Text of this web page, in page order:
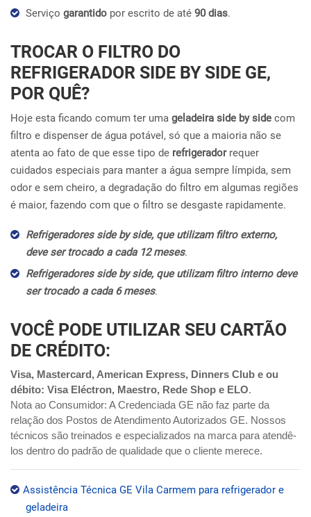
Serviço garantido por escrito de até 90 dias.
TROCAR O FILTRO DO
REFRIGERADOR SIDE BY SIDE GE,
POR QUÊ?
Hoje esta ficando comum ter uma geladeira side by side com
filtro e dispenser de água potável, só que a maioria não se
atenta ao fato de que esse tipo de refrigeradorrequer
cuidados especiais para manter a água sempre límpida, sem
odor e sem cheiro, a degradação do filtro em algumas regiões
é maior, fazendo com que o filtro se desgaste rapidamente.
Refrigeradores side by side, que utilizam filtro externo,
deve ser trocado a cada 12 meses.
Refrigeradores side by side, que utilizam filtro interno deve
ser trocado a cada 6 meses.
VOCÊ PODE UTILIZAR SEU CARTÃO
DE CRÉDITO:
Visa, Mastercard, American Express, Dinners Club e ou
débito: Visa Eléctron, Maestro, Rede Shop e ELO.
Nota ao Consumidor: A Credenciada GE não faz parte da
relação dos Postos de Atendimento Autorizados GE. Nossos
técnicos são treinados e especializados na marca para atendê-
los dentro do padrão de qualidade que o cliente merece.
Assistência Técnica GE Vila Carmem para refrigerador e
geladeira